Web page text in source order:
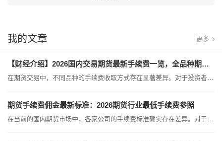
我的文章 更多
【财经介绍】2026国内交易期货最新手续费一览，全品种期货手续费明细介绍.8月
在期货交易中，不同品种的手续费收取方式存在显著差异。对于投资者而言，搞清楚这些费用的计算逻辑，是管理交易成本的关键。目前，期货手续费主要分为两种收取模式：固定值收取与比例值收取。一、 固定值收取模式：简单直观此类品种的手续费是按“手”固定收取的，无论期货价格如何波动，买卖一手的费用都是固定的。这种模式不需要复杂的计算，非常适合新手理解。以下为部分常见品种的固定手续费参照：交易品种收取方式手续费金额（元/手）计算特点玉米固定值1.2不随价格变动，交易1手即收1.2元。黄金固定值10价...
期货手续费佣金最新标准：2026期货行业最低手续费参照
在当前的国内期货市场中，各家公司的手续费标准确实存在差异。对于投资者而言，弄清楚手续费的形成机制，是降低交易成本的第一步。手续费的总成本由两部分组成：一是交易所收取的基础费用，这部分是全国统一的刚性成本；二是期货公司加收的佣金，这部分才是造成投资者成本差异的核心变量。一、 交易所基础费率参照表交易所的基础手续费是计算成本的基石，不同品种的费用标准各不相同。以下为部分品种的交易所基础费用参照：交易品种交易所基础手续费（参考值）交易品种交易所基础手续费（参考值）玉米1.2元/手白...